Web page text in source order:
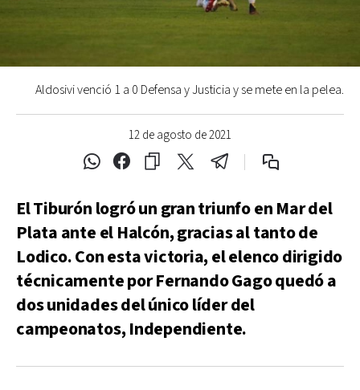
12 de agosto de 2021
Aldosivi venció 1 a 0 Defensa y Justicia y se mete en la pelea.
El Tiburón logró un gran triunfo en Mar del
Plata ante el Halcón, gracias al tanto de
Lodico. Con esta victoria, el elenco dirigido
técnicamente por Fernando Gago quedó a
dos unidades del único líder del
campeonatos, Independiente.